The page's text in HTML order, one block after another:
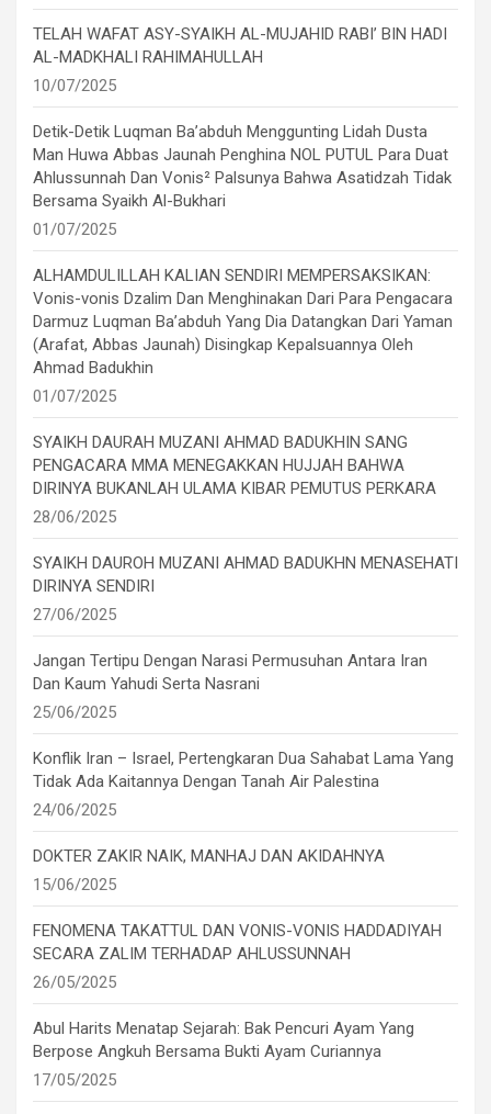
TELAH WAFAT ASY-SYAIKH AL-MUJAHID RABI’ BIN HADI
AL-MADKHALI RAHIMAHULLAH
10/07/2025
Detik-Detik Luqman Ba’abduh Menggunting Lidah Dusta
Man Huwa Abbas Jaunah Penghina NOL PUTUL Para Duat
Ahlussunnah Dan Vonis² Palsunya Bahwa Asatidzah Tidak
Bersama Syaikh Al-Bukhari
01/07/2025
ALHAMDULILLAH KALIAN SENDIRI MEMPERSAKSIKAN:
Vonis-vonis Dzalim Dan Menghinakan Dari Para Pengacara
Darmuz Luqman Ba’abduh Yang Dia Datangkan Dari Yaman
(Arafat, Abbas Jaunah) Disingkap Kepalsuannya Oleh
Ahmad Badukhin
01/07/2025
SYAIKH DAURAH MUZANI AHMAD BADUKHIN SANG
PENGACARA MMA MENEGAKKAN HUJJAH BAHWA
DIRINYA BUKANLAH ULAMA KIBAR PEMUTUS PERKARA
28/06/2025
SYAIKH DAUROH MUZANI AHMAD BADUKHN MENASEHATI
DIRINYA SENDIRI
27/06/2025
Jangan Tertipu Dengan Narasi Permusuhan Antara Iran
Dan Kaum Yahudi Serta Nasrani
25/06/2025
Konflik Iran – Israel, Pertengkaran Dua Sahabat Lama Yang
Tidak Ada Kaitannya Dengan Tanah Air Palestina
24/06/2025
DOKTER ZAKIR NAIK, MANHAJ DAN AKIDAHNYA
15/06/2025
FENOMENA TAKATTUL DAN VONIS-VONIS HADDADIYAH
SECARA ZALIM TERHADAP AHLUSSUNNAH
26/05/2025
Abul Harits Menatap Sejarah: Bak Pencuri Ayam Yang
Berpose Angkuh Bersama Bukti Ayam Curiannya
17/05/2025